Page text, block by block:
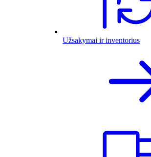
Užsakymai ir inventorius